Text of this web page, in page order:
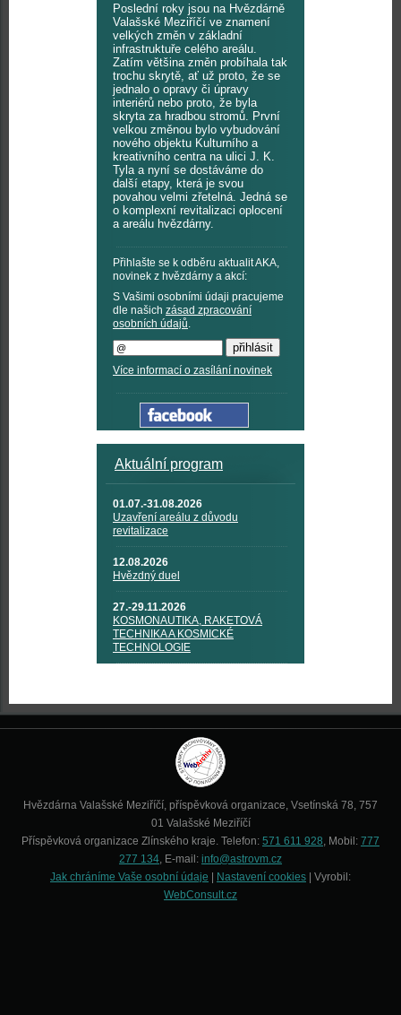
Poslední roky jsou na Hvězdárně
Valašské Meziříčí ve znamení
velkých změn v základní
infrastruktuře celého areálu.
Zatím většina změn probíhala tak
trochu skrytě, ať už proto, že se
jednalo o opravy či úpravy
interiérů nebo proto, že byla
skryta za hradbou stromů. První
velkou změnou bylo vybudování
nového objektu Kulturního a
kreativního centra na ulici J. K.
Tyla a nyní se dostáváme do
další etapy, která je svou
povahou velmi zřetelná. Jedná se
o komplexní revitalizaci oplocení
a areálu hvězdárny.
Přihlašte se k odběru aktualit AKA,
novinek z hvězdárny a akcí:
S Vašimi osobními údaji pracujeme
dle našich zásad zpracování
osobních údajů
Více informací o zasílání novinek
Aktuální program
01.07.-31.08.2026
Uzavření areálu z důvodu
revitalizace
12.08.2026
Hvězdný duel
27.-29.11.2026
KOSMONAUTIKA, RAKETOVÁ
TECHNIKA A KOSMICKÉ
TECHNOLOGIE
Hvězdárna Valašské Meziříčí, příspěvková organizace, Vsetínská 78, 757
01 Valašské Meziříčí
Příspěvková organizace Zlínského kraje. Telefon: 571 611 928 , Mobil: 777
277 134 , E-mail: info@astrovm.cz
Jak chráníme Vaše osobní údaje | Nastavení cookies | Vyrobil:
WebConsult.cz